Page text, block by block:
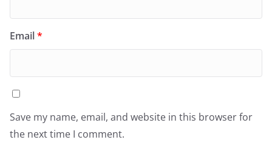
Email*
Save my name, email, and website in this browser for
the next time I comment.